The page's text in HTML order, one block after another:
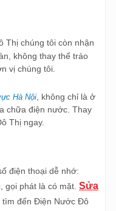
Thị chúng tôi còn nhận
không thay thế tráo
vị chúng tôi.
Hà Nội , không chỉ là ở
chữa điện nước. Thay
Thị ngay.
điện thoại dễ nhớ:
phát là có mặt. Sửa
tìm đến Điện Nước Đô